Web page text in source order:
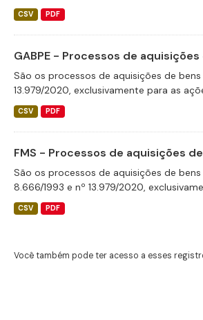
CSV PDF
GABPE - Processos de
São os processos de aquisições de
13.979/2020, exclusivamente para as
CSV PDF
FMS - Processos de aquisições
São os processos de aquisições de
8.666/1993 e nº 13.979/2020,
CSV PDF
Você também pode ter acesso a esses